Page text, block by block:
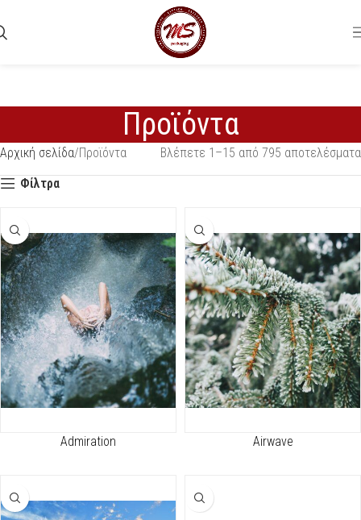
Προϊόντα
Αρχική σελίδα Προϊόντα
Βλέπετε 1–15 από 795 αποτελέσματα
Φίλτρα
Admiration Airwave